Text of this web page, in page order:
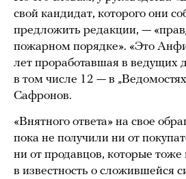
свой кандидат, которого они
предложить редакции, —
пожарном порядке». «Это
лет проработавшая в
в том числе 12 — в
Сафронов.
«Внятного ответа» на свое
пока не получили ни от
ни от продавцов, которые тоже
в известность о сложившейся